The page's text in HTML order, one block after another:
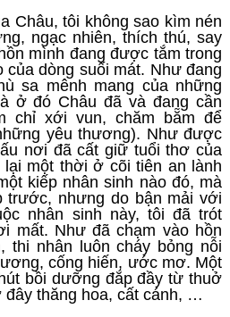
Châu, tôi không sao kìm nén
ngạc nhiên, thích thú, say
mình đang được tắm trong
của dòng suối mát. Như đang
sa mênh mang của những
ở đó Châu đã và đang cần
chỉ xới vun, chăm bẵm để
yêu thương). Như được
nơi đã cất giữ tuổi thơ của
một thời ở cõi tiên an lành
kiếp nhân sinh nào đó, mà
trước, nhưng do bận mải với
nhân sinh này, tôi đã trót
mất. Như đã chạm vào hồn
thi nhân luôn cháy bỏng nỗi
cống hiến, ước mơ. Một
bồi dưỡng đắp đầy từ thuở
đây thăng hoa, cất cánh, …